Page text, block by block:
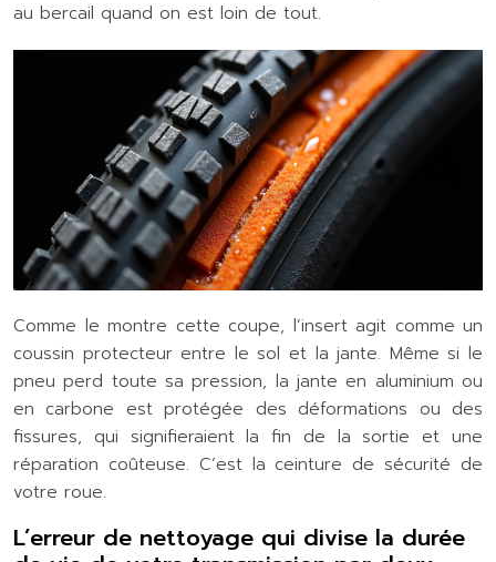
au bercail quand on est loin de tout.
Comme le montre cette coupe, l’insert agit comme un
coussin protecteur entre le sol et la jante. Même si le
pneu perd toute sa pression, la jante en aluminium ou
en carbone est protégée des déformations ou des
fissures, qui signifieraient la fin de la sortie et une
réparation coûteuse. C’est la ceinture de sécurité de
votre roue.
L’erreur de nettoyage qui divise la durée